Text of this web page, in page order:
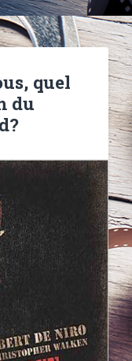
quel
du